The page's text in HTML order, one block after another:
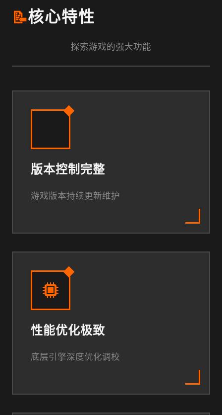
📝核心特性
探索游戏的强大功能
版本控制完整
游戏版本持续更新维护
性能优化极致
底层引擎深度优化调校